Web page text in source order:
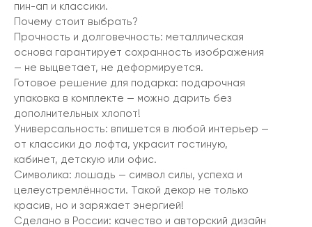
пин-ап и классики.
Почему стоит выбрать?
Прочность и долговечность: металлическая
основа гарантирует сохранность изображения
— не выцветает, не деформируется.
Готовое решение для подарка: подарочная
упаковка в комплекте — можно дарить без
дополнительных хлопот!
Универсальность: впишется в любой интерьер —
от классики до лофта, украсит гостиную,
кабинет, детскую или офис.
Символика: лошадь — символ силы, успеха и
целеустремлённости. Такой декор не только
красив, но и заряжает энергией!
Сделано в России: качество и авторский дизайн